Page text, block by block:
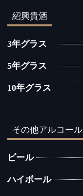
紹興貴酒
3年グラス
5年グラス
10年グラス
その他アルコール
ビール
ハイボール